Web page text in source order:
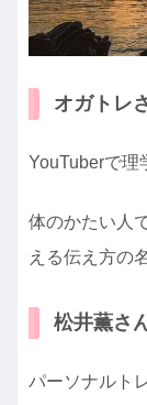
オガトレ
YouTuberで理
体のかたい人
える伝え方の
松井薫さ
パーソナルト